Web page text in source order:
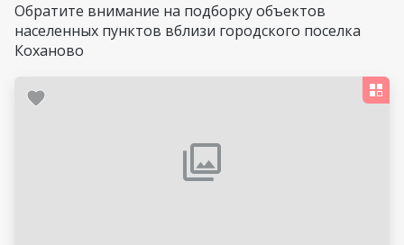
Обратите внимание на подборку объектов
населенных пунктов вблизи городского поселка
Коханово